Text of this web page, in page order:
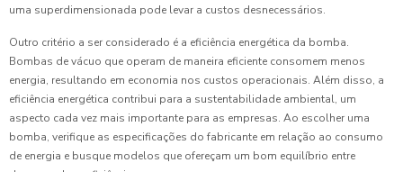
uma superdimensionada pode levar a custos desnecessários.
Outro critério a ser considerado é a eficiência energética da bomba.
Bombas de vácuo que operam de maneira eficiente consomem menos
energia, resultando em economia nos custos operacionais. Além disso, a
eficiência energética contribui para a sustentabilidade ambiental, um
aspecto cada vez mais importante para as empresas. Ao escolher uma
bomba, verifique as especificações do fabricante em relação ao consumo
de energia e busque modelos que ofereçam um bom equilíbrio entre